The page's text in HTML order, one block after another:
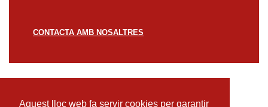
Aquest lloc web fa servir cookies per garantir
CONTACTA AMB NOSALTRES